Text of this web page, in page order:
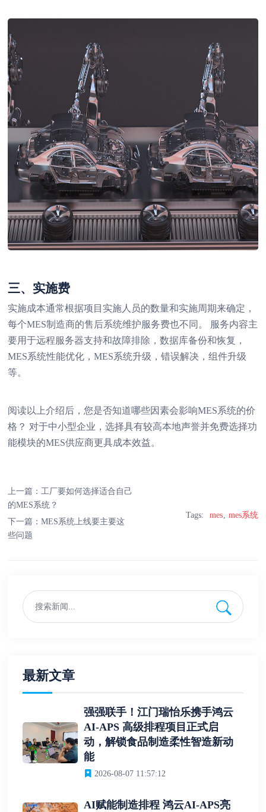
三、实施费
实施成本通常根据项目实施人员的数量和实施周期来确定，
每个MES制造商的售后系统维护服务费也不同。 服务内容主
要用于远程服务器支持和故障排除，数据库备份和恢复，
MES系统性能优化，MES系统升级，错误解决，组件升级
等。
阅读以上介绍后，您是否知道哪些因素会影响MES系统的价
格？ 对于中小型企业，选择具有较高本地声誉并免费选择功
能模块的MES供应商更具成本效益。
上一篇：工厂要如何选择适合自己
的MES系统？
下一篇：MES系统上线要主要这
些问题
Tags: mes mes系统
最新文章
强强联手！江门瑞怡乐携手鸿云
AI-APS 高级排程项目正式启
动，解锁食品制造柔性智造新动
能
2026-08-07 11:57:12
AI赋能制造排程 鸿云AI-APS亮